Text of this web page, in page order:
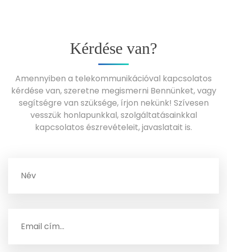
Kérdése van?
Amennyiben a telekommunikációval kapcsolatos
kérdése van, szeretne megismerni Bennünket, vagy
segítségre van szüksége, írjon nekünk! Szívesen
vesszük honlapunkkal, szolgáltatásainkkal
kapcsolatos észrevételeit, javaslatait is.